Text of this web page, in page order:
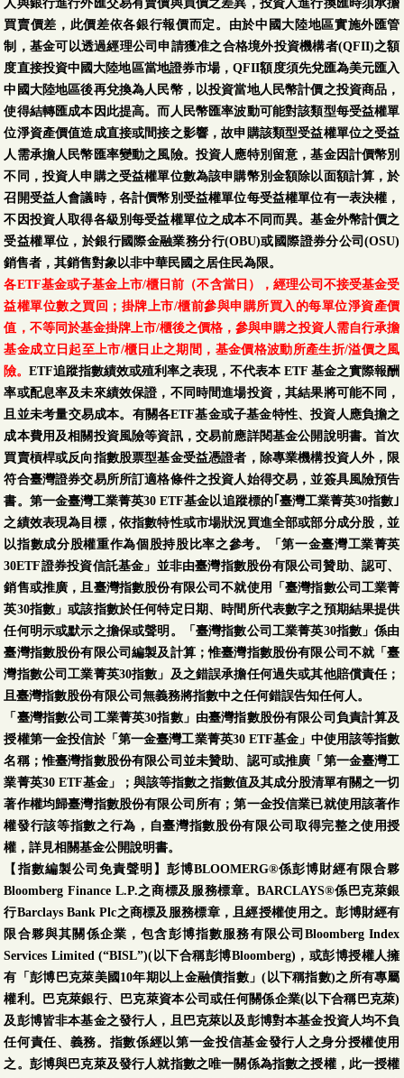
人與銀行進行外匯交易有賣價與買價之差異，投資人進行換匯時須承擔
買賣價差，此價差依各銀行報價而定。由於中國大陸地區實施外匯管
制，基金可以透過經理公司申請獲准之合格境外投資機構者(QFII)之額
度直接投資中國大陸地區當地證券市場，QFII額度須先兌匯為美元匯入
中國大陸地區後再兌換為人民幣，以投資當地人民幣計價之投資商品，
使得結轉匯成本因此提高。而人民幣匯率波動可能對該類型每受益權單
位淨資產價值造成直接或間接之影響，故申購該類型受益權單位之受益
人需承擔人民幣匯率變動之風險。投資人應特別留意，基金因計價幣別
不同，投資人申購之受益權單位數為該申購幣別金額除以面額計算，於
召開受益人會議時，各計價幣別受益權單位每受益權單位有一表決權，
不因投資人取得各級別每受益權單位之成本不同而異。基金外幣計價之
受益權單位，於銀行國際金融業務分行(OBU)或國際證券分公司(OSU)
銷售者，其銷售對象以非中華民國之居住民為限。
各ETF基金或子基金上市/櫃日前（不含當日），經理公司不接受基金受
益權單位數之買回；掛牌上市/櫃前參與申購所買入的每單位淨資產價
值，不等同於基金掛牌上市/櫃後之價格，參與申購之投資人需自行承擔
基金成立日起至上市/櫃日止之期間，基金價格波動所產生折/溢價之風
險。ETF追蹤指數績效或殖利率之表現，不代表本 ETF 基金之實際報酬
率或配息率及未來績效保證，不同時間進場投資，其結果將可能不同，
且並未考量交易成本。有關各ETF基金或子基金特性、投資人應負擔之
成本費用及相關投資風險等資訊，交易前應詳閱基金公開說明書。首次
買賣槓桿或反向指數股票型基金受益憑證者，除專業機構投資人外，限
符合臺灣證券交易所所訂適格條件之投資人始得交易，並簽具風險預告
書。第一金臺灣工業菁英30 ETF基金以追蹤標的｢臺灣工業菁英30指數｣
之績效表現為目標，依指數特性或市場狀況買進全部或部分成分股，並
以指數成分股權重作為個股持股比率之參考。「第一金臺灣工業菁英
30ETF證券投資信託基金」並非由臺灣指數股份有限公司贊助、認可、
銷售或推廣，且臺灣指數股份有限公司不就使用「臺灣指數公司工業菁
英30指數」或該指數於任何特定日期、時間所代表數字之預期結果提供
任何明示或默示之擔保或聲明。「臺灣指數公司工業菁英30指數」係由
臺灣指數股份有限公司編製及計算；惟臺灣指數股份有限公司不就「臺
灣指數公司工業菁英30指數」及之錯誤承擔任何過失或其他賠償責任；
且臺灣指數股份有限公司無義務將指數中之任何錯誤告知任何人。
「臺灣指數公司工業菁英30指數」由臺灣指數股份有限公司負責計算及
授權第一金投信於「第一金臺灣工業菁英30 ETF基金」中使用該等指數
名稱；惟臺灣指數股份有限公司並未贊助、認可或推廣「第一金臺灣工
業菁英30 ETF基金」；與該等指數之指數值及其成分股清單有關之一切
著作權均歸臺灣指數股份有限公司所有；第一金投信業已就使用該著作
權發行該等指數之行為，自臺灣指數股份有限公司取得完整之使用授
權，詳見相關基金公開說明書。
【指數編製公司免責聲明】彭博BLOOMERG®係彭博財經有限合夥
Bloomberg Finance L.P.之商標及服務標章。BARCLAYS®係巴克萊銀
行Barclays Bank Plc之商標及服務標章，且經授權使用之。彭博財經有
限合夥與其關係企業，包含彭博指數服務有限公司Bloomberg Index
Services Limited (“BISL”)(以下合稱彭博Bloomberg)，或彭博授權人擁
有「彭博巴克萊美國10年期以上金融債指數」(以下稱指數)之所有專屬
權利。巴克萊銀行、巴克萊資本公司或任何關係企業(以下合稱巴克萊)
及彭博皆非本基金之發行人，且巴克萊以及彭博對本基金投資人均不負
任何責任、義務。指數係經以第一金投信基金發行人之身分授權使用
之。彭博與巴克萊及發行人就指數之唯一關係為指數之授權，此一授權